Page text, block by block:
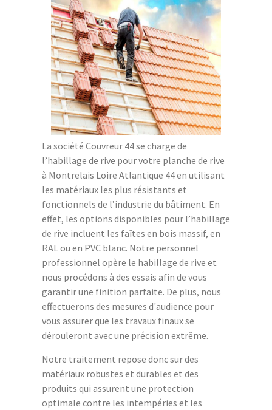
La société Couvreur 44 se charge de
l’habillage de rive pour votre planche de rive
à Montrelais Loire Atlantique 44 en utilisant
les matériaux les plus résistants et
fonctionnels de l’industrie du bâtiment. En
effet, les options disponibles pour l’habillage
de rive incluent les faîtes en bois massif, en
RAL ou en PVC blanc. Notre personnel
professionnel opère le habillage de rive et
nous procédons à des essais afin de vous
garantir une finition parfaite. De plus, nous
effectuerons des mesures d'audience pour
vous assurer que les travaux finaux se
dérouleront avec une précision extrême.
Notre traitement repose donc sur des
matériaux robustes et durables et des
produits qui assurent une protection
optimale contre les intempéries et les